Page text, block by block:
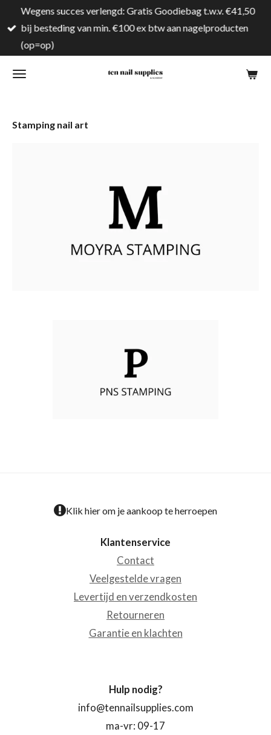
direct
naar
hoofdinhoud
Wegens succes verlengd: Gratis Goodiebag t.w.v. €41,50
bij besteding van min. €100 ex btw aan nagelproducten
(op=op)
Stamping nail art
Klik hier om je aankoop te herroepen
Klantenservice
Contact
Veelgestelde vragen
Levertijd en verzendkosten
Retourneren
Garantie en klachten
Hulp nodig?
info@tennailsupplies.com
ma-vr: 09-17